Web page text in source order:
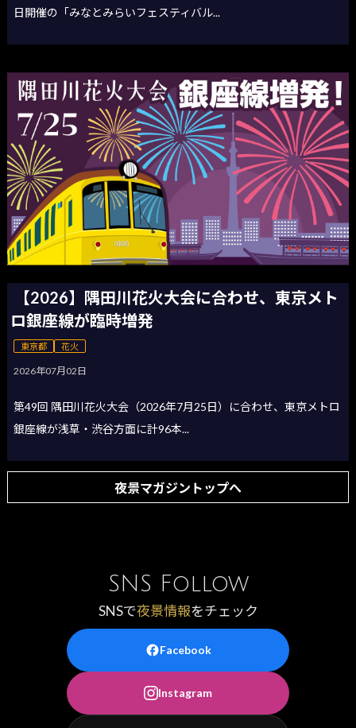
日開催の「みなとみらいフェスティバル...
【2026】隅田川花火大会に合わせ、東京メト
ロ銀座線が臨時増発
東京都 花火
2026年07月02日
第49回 隅田川花火大会（2026年7月25日）に合わせ、東京メトロ
銀座線が浅草・渋谷方面に計96本...
夜景マガジントップへ
SNS Follow
SNSで夜景情報をチェック
Facebook
Instagram